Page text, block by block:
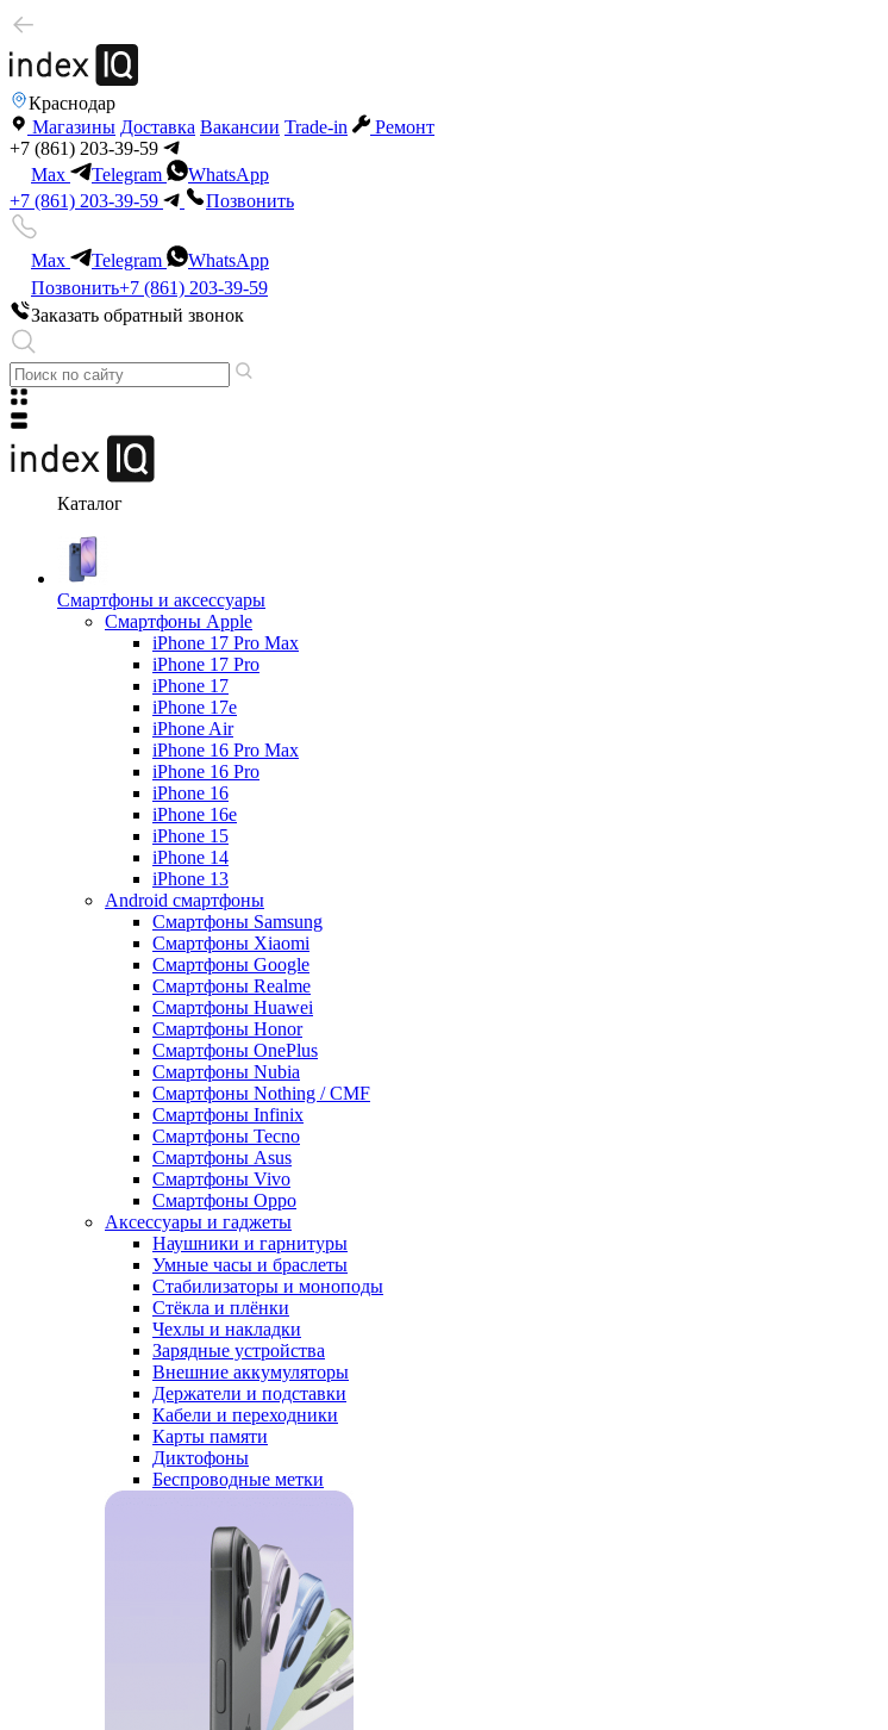
Краснодар
Магазины Доставка Вакансии Trade-in
Ремонт
+7 (861) 203-39-59
Max
Telegram
WhatsApp
+7 (861) 203-39-59
Позвонить
Max Telegram
WhatsApp
Позвонить+7 (861) 203-39-59
Заказать обратный звонок
Каталог
Смартфоны и аксессуары
Смартфоны Apple
iPhone 17 Pro Max
iPhone 17 Pro
iPhone 17
iPhone 17e
iPhone Air
iPhone 16 Pro Max
iPhone 16 Pro
iPhone 16
iPhone 16e
iPhone 15
iPhone 14
iPhone 13
Android cмартфоны
Смартфоны Samsung
Смартфоны Xiaomi
Смартфоны Google
Смартфоны Realme
Смартфоны Huawei
Смартфоны Honor
Смартфоны OnePlus
Смартфоны Nubia
Смартфоны Nothing / CMF
Смартфоны Infinix
Смартфоны Tecno
Смартфоны Asus
Смартфоны Vivo
Смартфоны Oppo
Аксессуары и гаджеты
Наушники и гарнитуры
Умные часы и браслеты
Стабилизаторы и моноподы
Стёкла и плёнки
Чехлы и накладки
Зарядные устройства
Внешние аккумуляторы
Держатели и подставки
Кабели и переходники
Карты памяти
Диктофоны
Беспроводные метки